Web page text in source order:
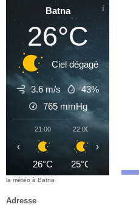
Batna
26°C
Ciel dégagé
3.6 m/s
43%
765 mmHg
21:00
26°C
22:00
25°C
‹ ›
la météo à Batna
Adresse